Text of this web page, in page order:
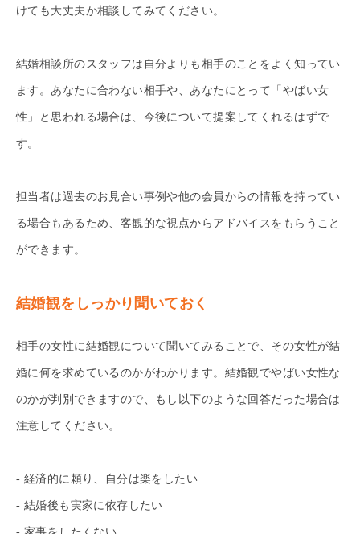
けても大丈夫か相談してみてください。
結婚相談所のスタッフは自分よりも相手のことをよく知ってい
ます。あなたに合わない相手や、あなたにとって「やばい女
性」と思われる場合は、今後について提案してくれるはずで
す。
担当者は過去のお見合い事例や他の会員からの情報を持ってい
る場合もあるため、客観的な視点からアドバイスをもらうこと
ができます。
結婚観をしっかり聞いておく
相手の女性に結婚観について聞いてみることで、その女性が結
婚に何を求めているのかがわかります。結婚観でやばい女性な
のかが判別できますので、もし以下のような回答だった場合は
注意してください。
- 経済的に頼り、自分は楽をしたい
- 結婚後も実家に依存したい